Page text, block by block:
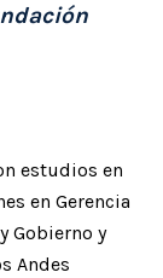
estudios en
en Gerencia
Gobierno y
Andes